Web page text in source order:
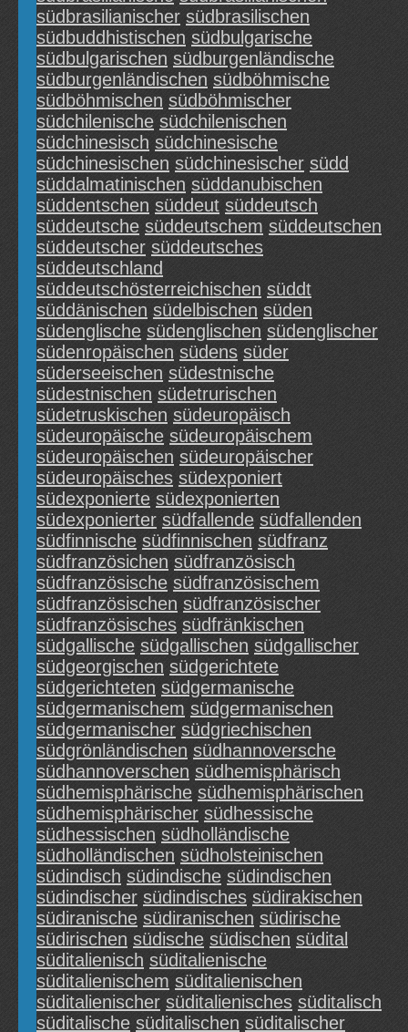
südbrasilianischer südbrasilischen
südbuddhistischen südbulgarische
südbulgarischen südburgenländische
südburgenländischen südböhmische
südböhmischen südböhmischer
südchilenische südchilenischen
südchinesisch südchinesische
südchinesischen südchinesischer südd
süddalmatinischen süddanubischen
süddentschen süddeut süddeutsch
süddeutsche süddeutschem süddeutschen
süddeutscher süddeutsches
süddeutschland
süddeutschösterreichischen süddt
süddänischen südelbischen süden
südenglische südenglischen südenglischer
südenropäischen südens süder
süderseeischen südestnische
südestnischen südetrurischen
südetruskischen südeuropäisch
südeuropäische südeuropäischem
südeuropäischen südeuropäischer
südeuropäisches südexponiert
südexponierte südexponierten
südexponierter südfallende südfallenden
südfinnische südfinnischen südfranz
südfranzösichen südfranzösisch
südfranzösische südfranzösischem
südfranzösischen südfranzösischer
südfranzösisches südfränkischen
südgallische südgallischen südgallischer
südgeorgischen südgerichtete
südgerichteten südgermanische
südgermanischem südgermanischen
südgermanischer südgriechischen
südgrönländischen südhannoversche
südhannoverschen südhemisphärisch
südhemisphärische südhemisphärischen
südhemisphärischer südhessische
südhessischen südholländische
südholländischen südholsteinischen
südindisch südindische südindischen
südindischer südindisches südirakischen
südiranische südiranischen südirische
südirischen südische südischen südital
süditalienisch süditalienische
süditalienischem süditalienischen
süditalienischer süditalienisches süditalisch
süditalische süditalischen süditalischer